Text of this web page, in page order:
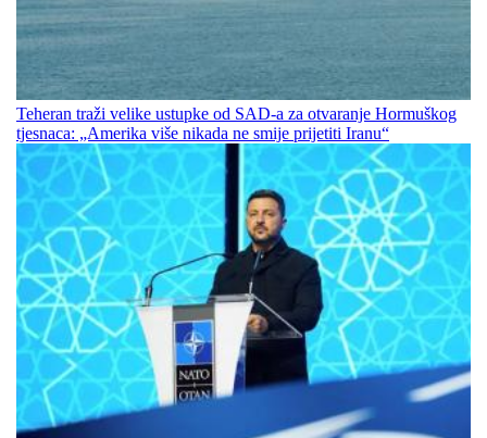
Teheran traži velike ustupke od SAD-a za otvaranje Hormuškog
tjesnaca: „Amerika više nikada ne smije prijetiti Iranu“